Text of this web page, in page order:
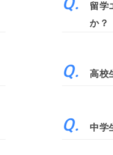
留学
か？
高校
中学